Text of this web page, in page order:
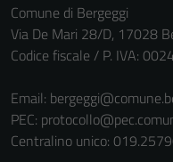
Comune di Bergeggi
Via De Mari 28/D, 17028
Codice fiscale / P. IVA:
Email:
PEC:
Centralino unico: